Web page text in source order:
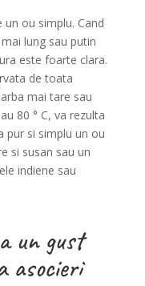
ou simplu. Cand
lung sau putin
este foarte clara.
de toata
mai tare sau
80 ° C, va rezulta
pur si simplu un ou
si susan sau un
indiene sau
un gust
asocieri